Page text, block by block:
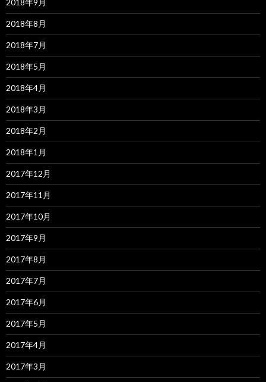
2018年9月
2018年8月
2018年7月
2018年5月
2018年4月
2018年3月
2018年2月
2018年1月
2017年12月
2017年11月
2017年10月
2017年9月
2017年8月
2017年7月
2017年6月
2017年5月
2017年4月
2017年3月